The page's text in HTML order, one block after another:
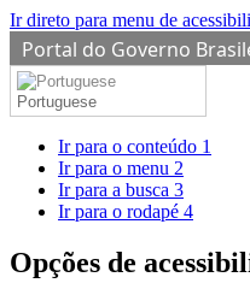
Ir direto para menu de
Portal do Governo
Portuguese
Ir para o conteúdo 1
Ir para o menu 2
Ir para a busca 3
Ir para o rodapé 4
Opções de